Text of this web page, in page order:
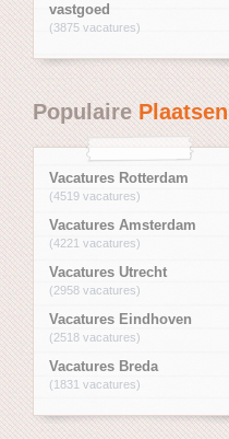
vastgoed
(3875 vacatures)
PopulairePlaatsen
Vacatures Rotterdam
(4519 vacatures)
Vacatures Amsterdam
(4221 vacatures)
Vacatures Utrecht
(2958 vacatures)
Vacatures Eindhoven
(2518 vacatures)
Vacatures Breda
(1831 vacatures)